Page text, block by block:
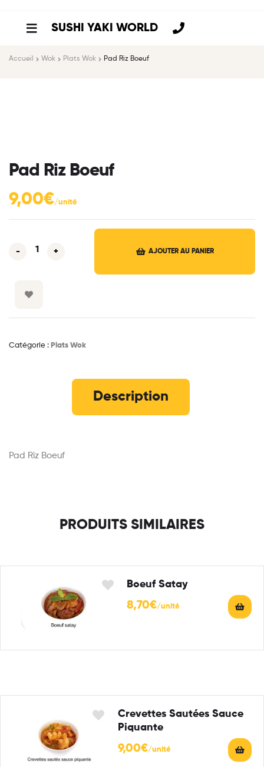
SUSHI YAKI WORLD
Accueil Wok Plats Wok Pad Riz Boeuf
Pad Riz Boeuf
9,00€
- + AJOUTER AU PANIER
Catégorie : Plats Wok
Description
Pad Riz Boeuf
PRODUITS SIMILAIRES
Boeuf Satay
8,70€
Crevettes Sautées Sauce
Piquante
9,00€